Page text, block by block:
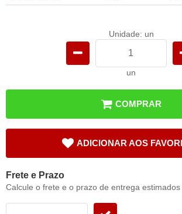
Unidade: un
un
COMPRAR
ADICIONAR AOS
Frete e Prazo
Calcule o frete e o prazo de entrega